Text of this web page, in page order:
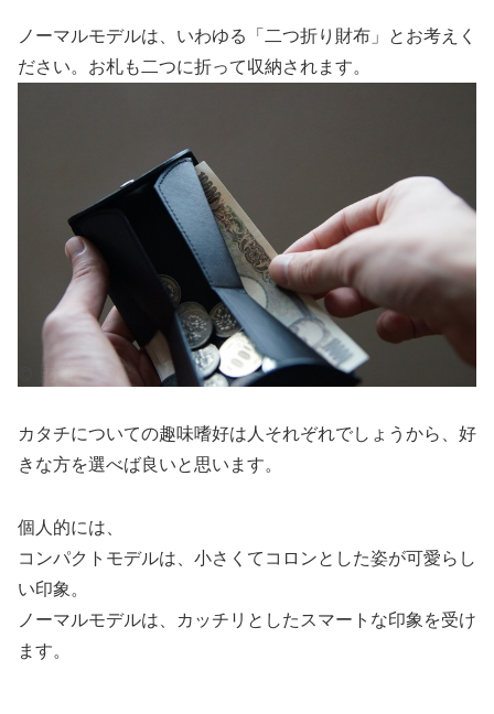
ノーマルモデルは、いわゆる「二つ折り財布」とお考えく
ださい。お札も二つに折って収納されます。
カタチについての趣味嗜好は人それぞれでしょうから、好
きな方を選べば良いと思います。
個人的には、
コンパクトモデルは、小さくてコロンとした姿が可愛らし
い印象。
ノーマルモデルは、カッチリとしたスマートな印象を受け
ます。